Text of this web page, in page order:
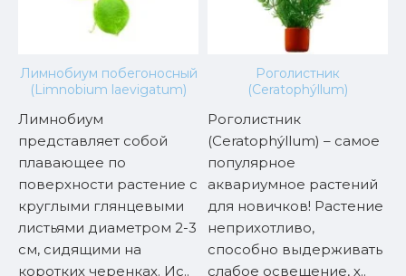
Лимнобиум побегоносный
(Limnobium laevigatum)
Лимнобиум
представляет собой
плавающее по
поверхности растение с
круглыми глянцевыми
листьями диаметром 2-3
см, сидящими на
коротких черенках. Ис..
Роголистник
(Ceratophýllum)
Роголистник
(Ceratophýllum) – самое
популярное
аквариумное растений
для новичков! Растение
неприхотливо,
способно выдерживать
слабое освещение, х..